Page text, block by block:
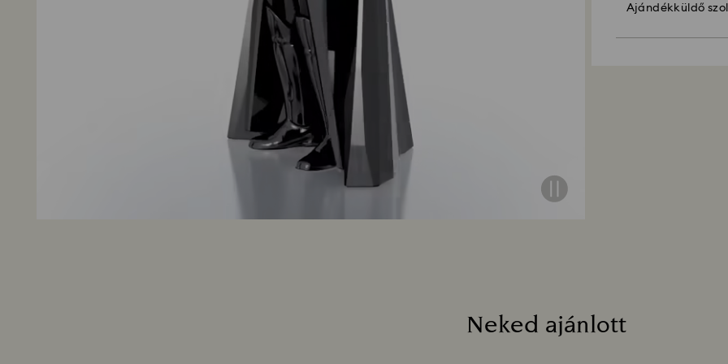
átvételtől
Ajándékküldő
Az
Neked ajánlott